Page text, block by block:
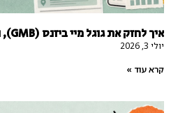
איך לחזק את גוגל מיי ביזנס (GMB), ואיך זה עוזר ל-SEO?
יולי 3, 2026
קרא עוד »